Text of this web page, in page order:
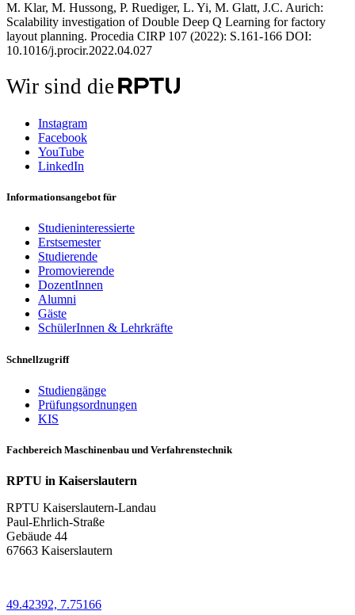
M. Klar, M. Hussong, P. Ruediger, L. Yi, M. Glatt, J.C. Aurich:
Scalability investigation of Double Deep Q Learning for factory
layout planning. Procedia CIRP 107 (2022): S.161-166 DOI:
10.1016/j.procir.2022.04.027
Wir sind die
Instagram
Facebook
YouTube
LinkedIn
Informationsangebot für
Studieninteressierte
Erstsemester
Studierende
Promovierende
DozentInnen
Alumni
Gäste
SchülerInnen & Lehrkräfte
Schnellzugriff
Studiengänge
Prüfungsordnungen
KIS
Fachbereich Maschinenbau und Verfahrenstechnik
RPTU in Kaiserslautern
RPTU Kaiserslautern-Landau
Paul-Ehrlich-Straße
Gebäude 44
67663 Kaiserslautern
49.42392, 7.75166